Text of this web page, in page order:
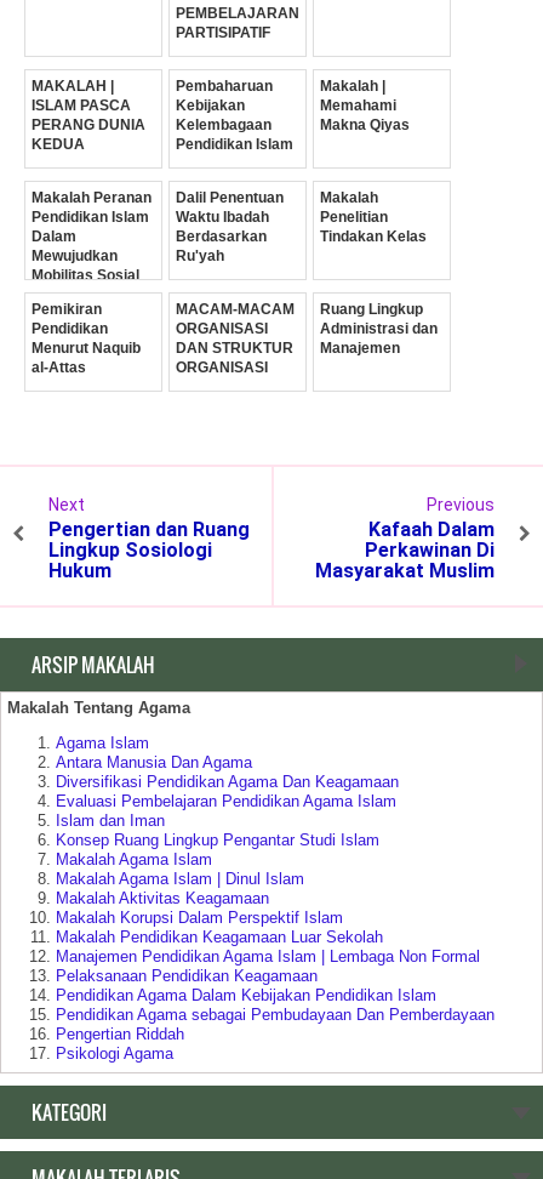
PEMBELAJARAN
PARTISIPATIF
MAKALAH |
ISLAM PASCA
PERANG DUNIA
KEDUA
Pembaharuan
Kebijakan
Kelembagaan
Pendidikan Islam
Makalah |
Memahami
Makna Qiyas
Makalah Peranan
Pendidikan Islam
Dalam
Mewujudkan
Mobilitas Sosial
Dalil Penentuan
Waktu Ibadah
Berdasarkan
Ru'yah
Makalah
Penelitian
Tindakan Kelas
Pemikiran
Pendidikan
Menurut Naquib
al-Attas
MACAM-MACAM
ORGANISASI
DAN STRUKTUR
ORGANISASI
Ruang Lingkup
Administrasi dan
Manajemen
Next
Pengertian dan Ruang
Lingkup Sosiologi
Hukum
Previous
Kafaah Dalam
Perkawinan Di
Masyarakat Muslim
ARSIP MAKALAH
Makalah Tentang Agama
Agama Islam
Antara Manusia Dan Agama
Diversifikasi Pendidikan Agama Dan Keagamaan
Evaluasi Pembelajaran Pendidikan Agama Islam
Islam dan Iman
Konsep Ruang Lingkup Pengantar Studi Islam
Makalah Agama Islam
Makalah Agama Islam | Dinul Islam
Makalah Aktivitas Keagamaan
Makalah Korupsi Dalam Perspektif Islam
Makalah Pendidikan Keagamaan Luar Sekolah
Manajemen Pendidikan Agama Islam | Lembaga Non Formal
Pelaksanaan Pendidikan Keagamaan
Pendidikan Agama Dalam Kebijakan Pendidikan Islam
Pendidikan Agama sebagai Pembudayaan Dan Pemberdayaan
Pengertian Riddah
Psikologi Agama
Relasi Negara | Agama dan Pendidikan
Makalah Tentang Pendidikan
KATEGORI